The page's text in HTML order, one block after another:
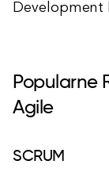
Development
Popularne
Agile
SCRUM